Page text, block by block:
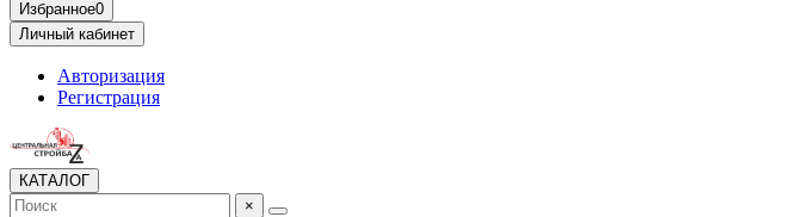
Избранное0
Личный кабинет
Авторизация
Регистрация
КАТАЛОГ
×